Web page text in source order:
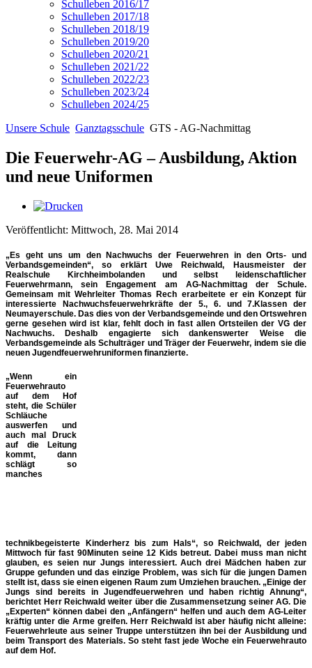
Schulleben 2016/17
Schulleben 2017/18
Schulleben 2018/19
Schulleben 2019/20
Schulleben 2020/21
Schulleben 2021/22
Schulleben 2022/23
Schulleben 2023/24
Schulleben 2024/25
Unsere Schule Ganztagsschule GTS - AG-Nachmittag
Die Feuerwehr-AG – Ausbildung, Aktion
und neue Uniformen
Veröffentlicht: Mittwoch, 28. Mai 2014
„Es geht uns um den Nachwuchs der Feuerwehren in den Orts- und
Verbandsgemeinden“, so erklärt Uwe Reichwald, Hausmeister der
Realschule Kirchheimbolanden und selbst leidenschaftlicher
Feuerwehrmann, sein Engagement am AG-Nachmittag der Schule.
Gemeinsam mit Wehrleiter Thomas Rech erarbeitete er ein Konzept für
interessierte Nachwuchsfeuerwehrkräfte der 5., 6. und 7.Klassen der
Neumayerschule. Das dies von der Verbandsgemeinde und den Ortswehren
gerne gesehen wird ist klar, fehlt doch in fast allen Ortsteilen der VG der
Nachwuchs. Deshalb engagierte sich dankenswerter Weise die
Verbandsgemeinde als Schulträger und Träger der Feuerwehr, indem sie die
neuen Jugendfeuerwehruniformen finanzierte.
„Wenn ein
Feuerwehrauto
auf dem Hof
steht, die Schüler
Schläuche
auswerfen und
auch mal Druck
auf die Leitung
kommt, dann
schlägt so
manches
technikbegeisterte Kinderherz bis zum Hals“, so Reichwald, der jeden
Mittwoch für fast 90Minuten seine 12 Kids betreut. Dabei muss man nicht
glauben, es seien nur Jungs interessiert. Auch drei Mädchen haben zur
Gruppe gefunden und das einzige Problem, was sich für die jungen Damen
stellt ist, dass sie einen eigenen Raum zum Umziehen brauchen. „Einige der
Jungs sind bereits in Jugendfeuerwehren und haben richtig Ahnung“,
berichtet Herr Reichwald weiter über die Zusammensetzung seiner AG. Die
„Experten“ können dabei den „Anfängern“ helfen und auch dem AG-Leiter
kräftig unter die Arme greifen. Herr Reichwald ist aber häufig nicht alleine:
Feuerwehrleute aus seiner Truppe unterstützen ihn bei der Ausbildung und
beim Transport des Materials. So steht fast jede Woche ein Feuerwehrauto
auf dem Hof.